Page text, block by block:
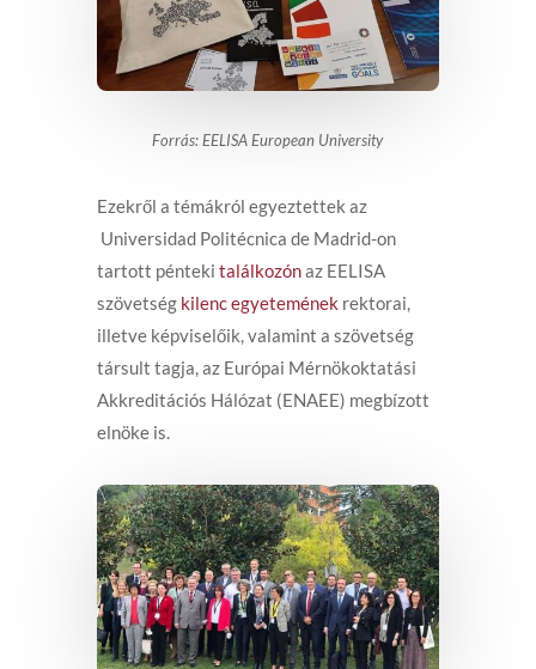
Forrás: EELISA European University
Ezekről a témákról egyeztettek az
Universidad Politécnica de Madrid-on
tartott pénteki találkozónaz EELISA
szövetség kilenc egyetemének rektorai,
illetve képviselőik, valamint a szövetség
társult tagja, az Európai Mérnökoktatási
Akkreditációs Hálózat (ENAEE) megbízott
elnöke is.